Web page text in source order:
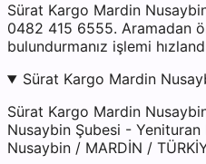
Sürat Kargo Mardin
0482 415 6555. Aramadan
bulundurmanız işlemi
Sürat Kargo Mardin
Sürat Kargo Mardin
Nusaybin Şubesi -
Nusaybin / MARDİN /